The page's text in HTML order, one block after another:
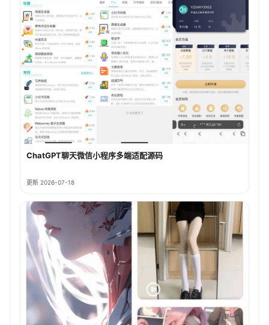
ChatGPT聊天微信小程序多端适配源码
更新 2026-07-18